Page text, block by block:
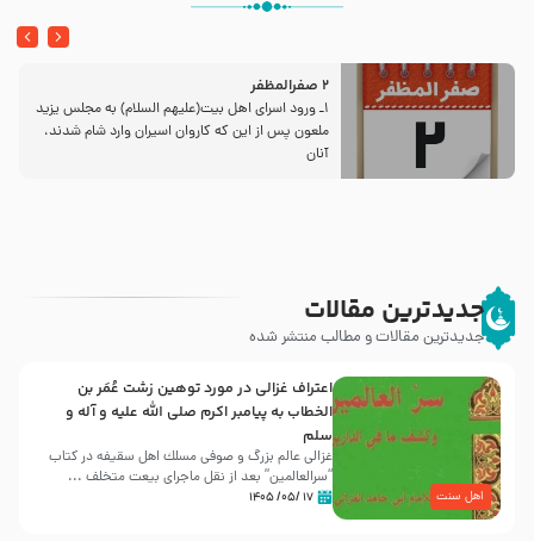
2 صفرالمظفر
1ـ ورود اسراى اهل بیت‌(علیهم السلام) به مجلس یزید
ملعون پس از این كه كاروان اسیران وارد شام شدند،
آنان
جدیدترین مقالات
جدیدترین مقالات و مطالب منتشر شده
اهل سنت
اعتراف غزالی در مورد توهین زشت عُمَر بن
الخطاب به پیامبر اکرم صلی الله علیه و آله و
سلم
غزالی عالم بزرگ و صوفی مسلك اهل سقيفه در کتاب
“سرالعالمین” بعد از نقل ماجرای بیعت متخلف ...
۱۷ /۰۵/ ۱۴۰۵